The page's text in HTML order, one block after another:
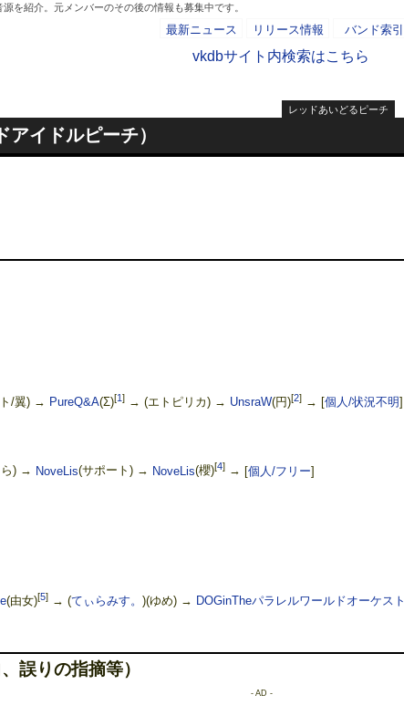
を紹介。元メンバーのその後の情報も募集中です。
最新ニュース リリース情報 バンド索引
vkdbサイト内検索はこちら
レッドあいどるピーチ
イドルピーチ）
/翼) → PureQ&A(Σ)[1]→ (エトピリカ) → UnsraW(円)[2]→ [個人/状況不明]
ら) → NoveLis(サポート) → NoveLis(櫻)[4]→ [個人/フリー]
(由女)[5]→ (てぃらみす。 )(ゆめ) → DOGinTheパラレルワールドオーケスト
誤りの指摘等）
- AD -